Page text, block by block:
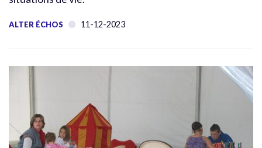
ALTER ÉCHOS 11-12-2023